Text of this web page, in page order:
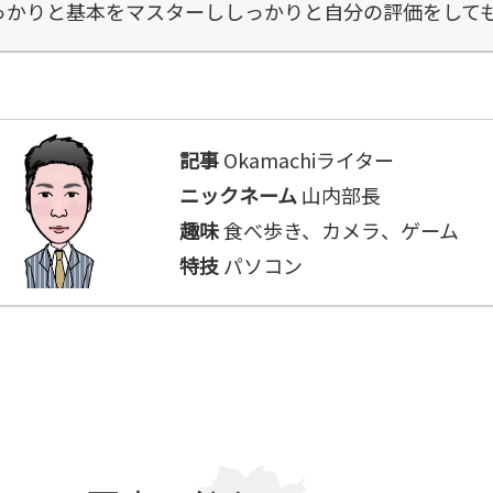
りと基本をマスターししっかりと自分の評価をして
記事Okamachiライター
ニックネーム山内部長
趣味食べ歩き、カメラ、ゲーム
特技パソコン